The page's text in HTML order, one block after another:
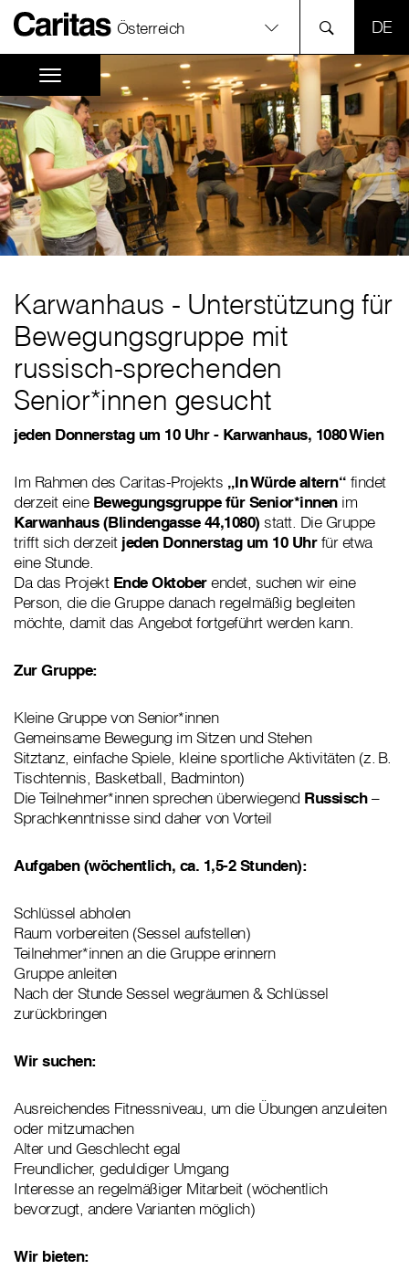
Österreich
Karwanhaus - Unterstützung für
Bewegungsgruppe mit
russisch-sprechenden
Senior*innen gesucht
jeden Donnerstag um 10 Uhr - Karwanhaus, 1080 Wien
Im Rahmen des Caritas-Projekts „In Würde altern“ findet
derzeit eine Bewegungsgruppe für Senior*innenim
Karwanhaus (Blindengasse 44,1080) statt. Die Gruppe
trifft sich derzeit jeden Donnerstag um 10 Uhrfür etwa
eine Stunde.
Da das Projekt Ende Oktoberendet, suchen wir eine
Person, die die Gruppe danach regelmäßig begleiten
möchte, damit das Angebot fortgeführt werden kann.
Zur Gruppe:
Kleine Gruppe von Senior*innen
Gemeinsame Bewegung im Sitzen und Stehen
Sitztanz, einfache Spiele, kleine sportliche Aktivitäten (z. B.
Tischtennis, Basketball, Badminton)
Die Teilnehmer*innen sprechen überwiegend Russisch–
Sprachkenntnisse sind daher von Vorteil
Aufgaben (wöchentlich, ca. 1,5-2 Stunden):
Schlüssel abholen
Raum vorbereiten (Sessel aufstellen)
Teilnehmer*innen an die Gruppe erinnern
Gruppe anleiten
Nach der Stunde Sessel wegräumen & Schlüssel
zurückbringen
Wir suchen:
Ausreichendes Fitnessniveau, um die Übungen anzuleiten
oder mitzumachen
Alter und Geschlecht egal
Freundlicher, geduldiger Umgang
Interesse an regelmäßiger Mitarbeit (wöchentlich
bevorzugt, andere Varianten möglich)
Wir bieten: